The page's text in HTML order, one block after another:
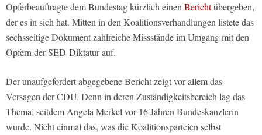
Opferbeauftragte dem Bundestag kürzlich einenBerichtübergeben,
der es in sich hat. Mitten in den Koalitionsverhandlungen listete das
sechsseitige Dokument zahlreiche Missstände im Umgang mit den
Opfern der SED-Diktatur auf.
Der unaufgefordert abgegebene Bericht zeigt vor allem das
Versagen der CDU. Denn in deren Zuständigkeitsbereich lag das
Thema, seitdem Angela Merkel vor 16 Jahren Bundeskanzlerin
wurde. Nicht einmal das, was die Koalitionsparteien selbst